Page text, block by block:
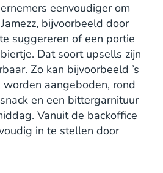
eenvoudiger om
bijvoorbeeld door
suggereren of een portie
Dat soort upsells zijn
Zo kan bijvoorbeeld ’s
aangeboden, rond
en een bittergarnituur
Vanuit de backoffice
in te stellen door